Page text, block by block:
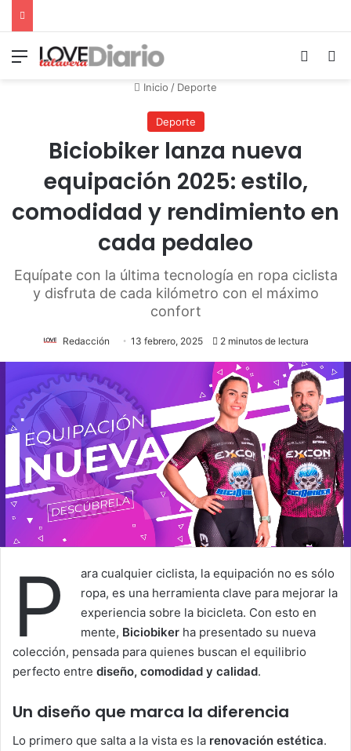
Menú
Inicio / Deporte
Deporte
Biciobiker lanza nueva
equipación 2025: estilo,
comodidad y rendimiento en
cada pedaleo
Equípate con la última tecnología en ropa ciclista
y disfruta de cada kilómetro con el máximo
confort
Redacción 13 febrero, 2025 2 minutos de lectura
P
ara cualquier ciclista, la equipación no es sólo
ropa, es una herramienta clave para mejorar la
experiencia sobre la bicicleta. Con esto en
mente, Biciobiker ha presentado su nueva
colección, pensada para quienes buscan el equilibrio
perfecto entre diseño, comodidad y calidad.
Un diseño que marca la diferencia
Lo primero que salta a la vista es la renovación estética.